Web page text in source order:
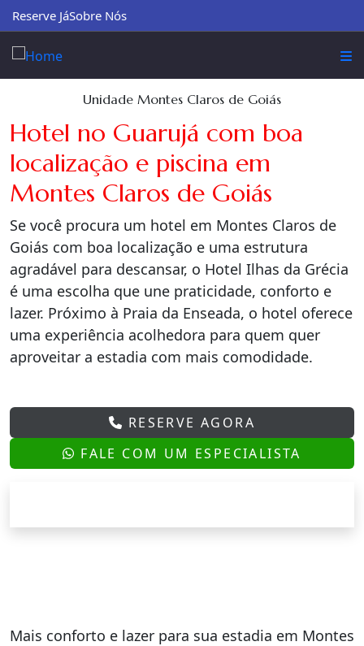
Reserve JáSobre Nós
Unidade Montes Claros de Goiás
Hotel no Guarujá com boa
localização e piscina em
Montes Claros de Goiás
Se você procura um hotel em Montes Claros de
Goiás com boa localização e uma estrutura
agradável para descansar, o Hotel Ilhas da Grécia
é uma escolha que une praticidade, conforto e
lazer. Próximo à Praia da Enseada, o hotel oferece
uma experiência acolhedora para quem quer
aproveitar a estadia com mais comodidade.
RESERVE AGORA
FALE COM UM ESPECIALISTA
Mais conforto e lazer para sua estadia em Montes